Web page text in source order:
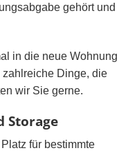
gehört und
in die neue Wohnung
Dinge, die
wir Sie gerne.
Storage
für bestimmte